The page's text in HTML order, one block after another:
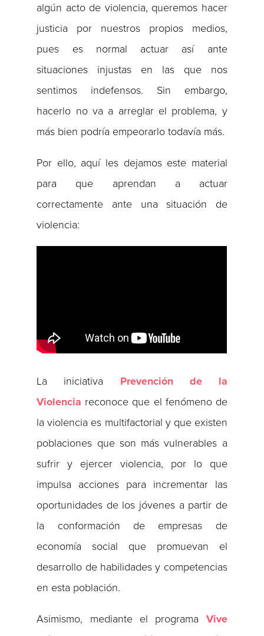
algún acto de violencia, queremos hacer
justicia por nuestros propios medios,
pues es normal actuar así ante
situaciones injustas en las que nos
sentimos indefensos. Sin embargo,
hacerlo no va a arreglar el problema, y
más bien podría empeorarlo todavía más.
Por ello, aquí les dejamos este material
para que aprendan a actuar
correctamente ante una situación de
violencia:
La iniciativa Prevención de la
Violencia reconoce que el fenómeno de
la violencia es multifactorial y que existen
poblaciones que son más vulnerables a
sufrir y ejercer violencia, por lo que
impulsa acciones para incrementar las
oportunidades de los jóvenes a partir de
la conformación de empresas de
economía social que promuevan el
desarrollo de habilidades y competencias
en esta población.
Asimismo, mediante el programa Vive